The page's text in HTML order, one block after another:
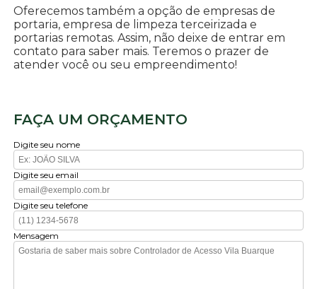
Oferecemos também a opção de empresas de
portaria, empresa de limpeza terceirizada e
portarias remotas. Assim, não deixe de entrar em
contato para saber mais. Teremos o prazer de
atender você ou seu empreendimento!
FAÇA UM ORÇAMENTO
Digite seu nome
Digite seu email
Digite seu telefone
Mensagem